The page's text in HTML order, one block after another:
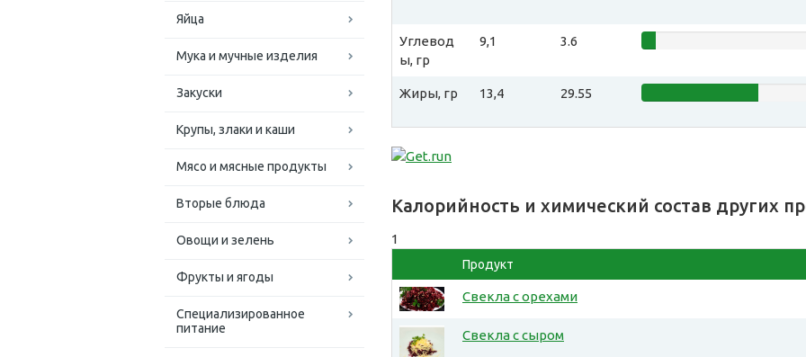
Яйца
Мука и мучные изделия
Закуски
Крупы, злаки и каши
Мясо и мясные продукты
Вторые блюда
Овощи и зелень
Фрукты и ягоды
Специализированное
питание
Углевод
ы, гр
9,1 3.6
Жиры, гр 13,4 29.55
Калорийность и химический состав других
1
Продукт
Свекла с орехами
Свекла с сыром